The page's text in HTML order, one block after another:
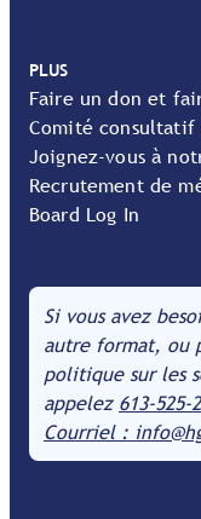
PLUS
Faire un don et
Comité consultatif
Joignez-vous à
Recrutement de
Board Log In
Si vous avez
autre format, ou
politique sur les
appelez 613-525-
Courriel :